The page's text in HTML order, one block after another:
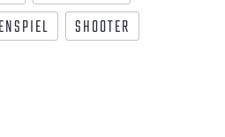
SHOOTER